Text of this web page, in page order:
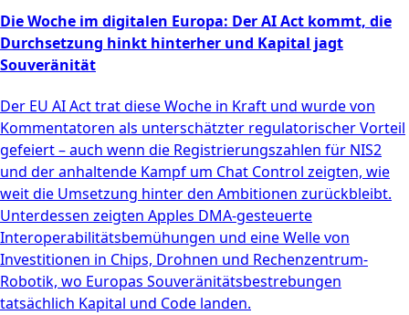
Die Woche im digitalen Europa: Der AI Act kommt, die
Durchsetzung hinkt hinterher und Kapital jagt
Souveränität
Der EU AI Act trat diese Woche in Kraft und wurde von
Kommentatoren als unterschätzter regulatorischer Vorteil
gefeiert – auch wenn die Registrierungszahlen für NIS2
und der anhaltende Kampf um Chat Control zeigten, wie
weit die Umsetzung hinter den Ambitionen zurückbleibt.
Unterdessen zeigten Apples DMA-gesteuerte
Interoperabilitätsbemühungen und eine Welle von
Investitionen in Chips, Drohnen und Rechenzentrum-
Robotik, wo Europas Souveränitätsbestrebungen
tatsächlich Kapital und Code landen.